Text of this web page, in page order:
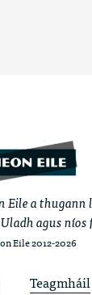
Eile a
agus níos
Eile 2012-2026
Teagmháil